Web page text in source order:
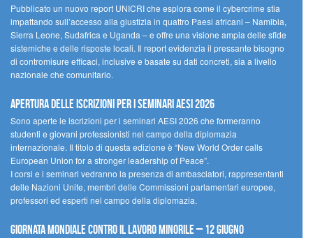
Pubblicato un nuovo report UNICRI che esplora come il cybercrime stia
impattando sull’accesso alla giustizia in quattro Paesi africani – Namibia,
Sierra Leone, Sudafrica e Uganda – e offre una visione ampia delle sfide
sistemiche e delle risposte locali. Il report evidenzia il pressante bisogno
di contromisure efficaci, inclusive e basate su dati concreti, sia a livello
nazionale che comunitario.
Apertura delle iscrizioni per i seminari AESI 2026
Sono aperte le iscrizioni per i seminari AESI 2026 che formeranno
studenti e giovani professionisti nel campo della diplomazia
internazionale. Il titolo di questa edizione è “New World Order calls
European Union for a stronger leadership of Peace”.
I corsi e i seminari vedranno la presenza di ambasciatori, rappresentanti
delle Nazioni Unite, membri delle Commissioni parlamentari europee,
professori ed esperti nel campo della diplomazia.
Giornata mondiale contro il lavoro minorile – 12 giugno